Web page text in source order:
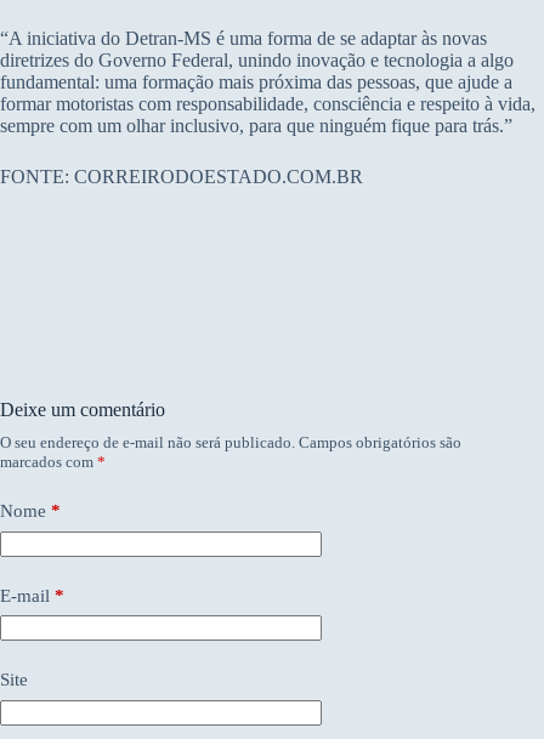
“A iniciativa do Detran-MS é uma forma de se adaptar às novas
diretrizes do Governo Federal, unindo inovação e tecnologia a algo
fundamental: uma formação mais próxima das pessoas, que ajude a
formar motoristas com responsabilidade, consciência e respeito à vida,
sempre com um olhar inclusivo, para que ninguém fique para trás.”
FONTE: CORREIRODOESTADO.COM.BR
Deixe um comentário
O seu endereço de e-mail não será publicado. Campos obrigatórios são
marcados com *
Nome *
E-mail *
Site